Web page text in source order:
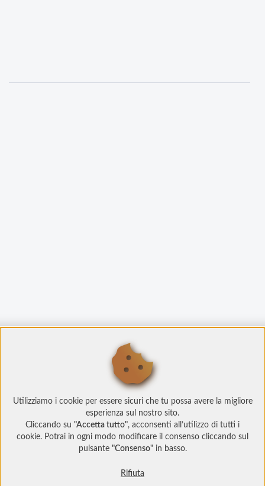
Utilizziamo i cookie per essere sicuri che tu possa avere la migliore
esperienza sul nostro sito.
Cliccando su "Accetta tutto", acconsenti all’utilizzo di tutti i
cookie. Potrai in ogni modo modificare il consenso cliccando sul
pulsante "Consenso"in basso.
Rifiuta